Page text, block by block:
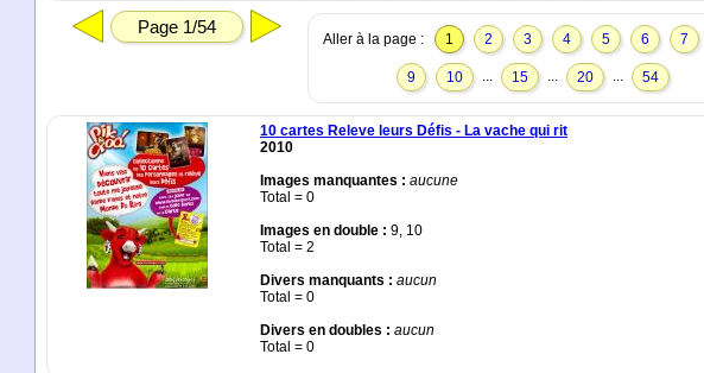
Page 1/54
Aller à la page : 1 2 3 4 5 6 7
9 10 ... 15 ... 20 ... 54
10 cartes Releve leurs Défis - La vache qui rit
2010
Images manquantes : aucune
Total = 0
Images en double : 9, 10
Total = 2
Divers manquants : aucun
Total = 0
Divers en doubles : aucun
Total = 0